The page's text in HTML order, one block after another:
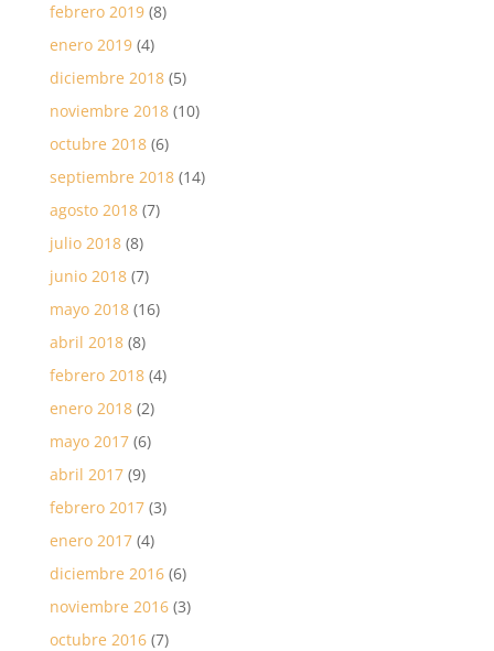
febrero 2019(8)
enero 2019(4)
diciembre 2018(5)
noviembre 2018(10)
octubre 2018(6)
septiembre 2018(14)
agosto 2018(7)
julio 2018(8)
junio 2018(7)
mayo 2018(16)
abril 2018(8)
febrero 2018(4)
enero 2018(2)
mayo 2017(6)
abril 2017(9)
febrero 2017(3)
enero 2017(4)
diciembre 2016(6)
noviembre 2016(3)
octubre 2016(7)